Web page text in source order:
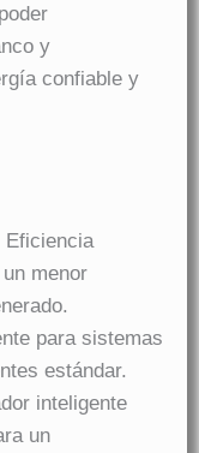
y
confiable y
Eficiencia
menor
para sistemas
estándar.
inteligente
un